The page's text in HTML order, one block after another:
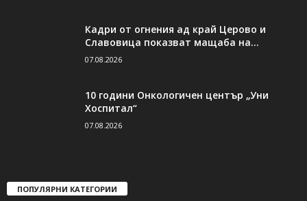
Кадри от огнения ад край Церово и
Славовица показват мащаба на...
07.08.2026
10 години Онкологичен център „Уни
Хоспитал“
07.08.2026
ПОПУЛЯРНИ КАТЕГОРИИ